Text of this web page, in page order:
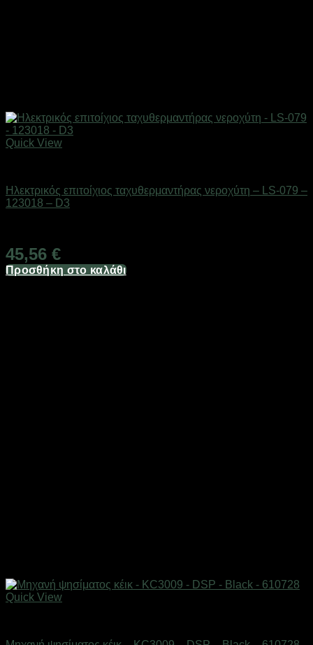
Quick View
Ηλεκτρικός επιτοίχιος ταχυθερμαντήρας νεροχύτη – LS-079 –
123018 – D3
45,56 €
Προσθήκη στο καλάθι
Quick View